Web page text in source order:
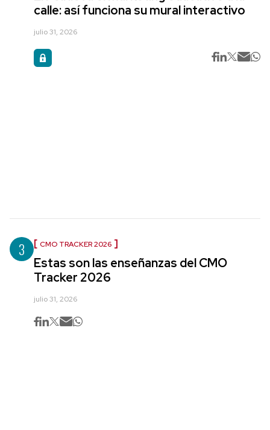
calle: así funciona su mural interactivo
julio 31, 2026
3 CMO TRACKER 2026
Estas son las enseñanzas del CMO
Tracker 2026
julio 31, 2026